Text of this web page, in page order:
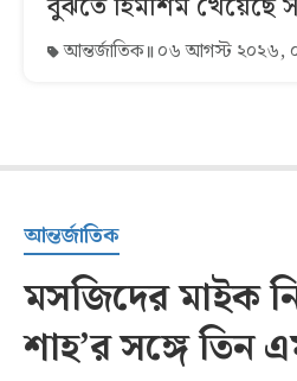
আন্তর্জাতিক ০৬ আগস্ট ২০২৬,
আন্তর্জাতিক
মসজিদের মাইক
শাহ’র সঙ্গে তিন